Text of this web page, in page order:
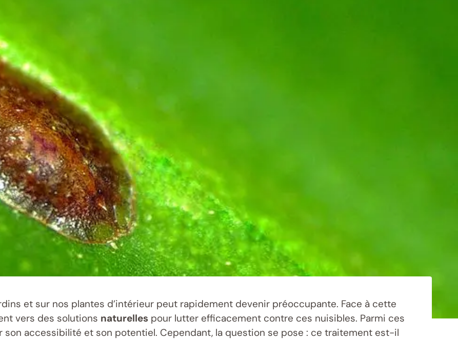
et sur nos plantes d’intérieur peut rapidement devenir préoccupante. Face à cette
vers des solutions naturelles pour lutter efficacement contre ces nuisibles. Parmi ces
son accessibilité et son potentiel. Cependant, la question se pose : ce traitement est-il